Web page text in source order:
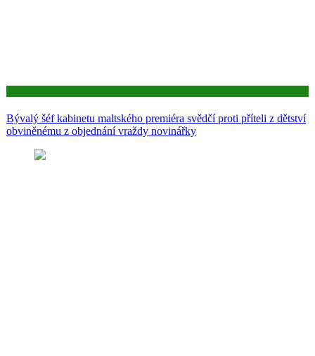
Bývalý šéf kabinetu maltského premiéra svědčí proti příteli z dětství
obviněnému z objednání vraždy novinářky